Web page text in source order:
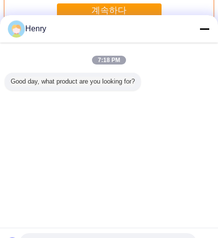
계속하다
더 많은 것
Henry
7:18 PM
Good day, what product are you looking for?